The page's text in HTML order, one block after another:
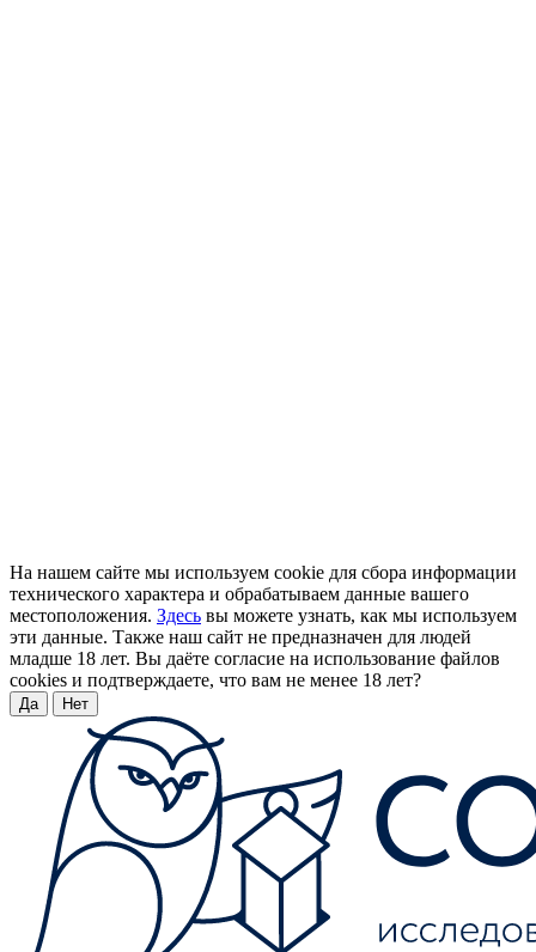
На нашем сайте мы используем cookie для сбора информации
технического характера и обрабатываем данные вашего
местоположения. Здесь вы можете узнать, как мы используем
эти данные. Также наш сайт не предназначен для людей
младше 18 лет. Вы даёте согласие на использование файлов
cookies и подтверждаете, что вам не менее 18 лет?
Да Нет